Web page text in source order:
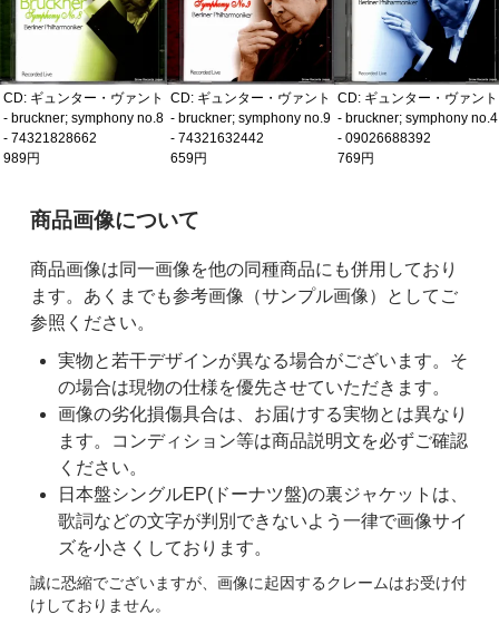
・ヴァント
no.8
CD: ギュンター・ヴァント
- bruckner; symphony no.9
- 74321632442
CD: ギュンター・ヴァント
- bruckner; symphony no.4
- 09026688392
659円
ご購入前の注意事項
商品画像について
商品画像は同一画像を他の同種商品にも併用しており
ます。あくまでも参考画像（サンプル画像）としてご
参照ください。
実物と若干デザインが異なる場合がございます。そ
の場合は現物の仕様を優先させていただきます。
画像の劣化損傷具合は、お届けする実物とは異なり
ます。コンディション等は商品説明文を必ずご確認
ください。
日本盤シングルEP(ドーナツ盤)の裏ジャケットは、
歌詞などの文字が判別できないよう一律で画像サイ
ズを小さくしております。
誠に恐縮でございますが、画像に起因するクレームはお受け付
けしておりません。